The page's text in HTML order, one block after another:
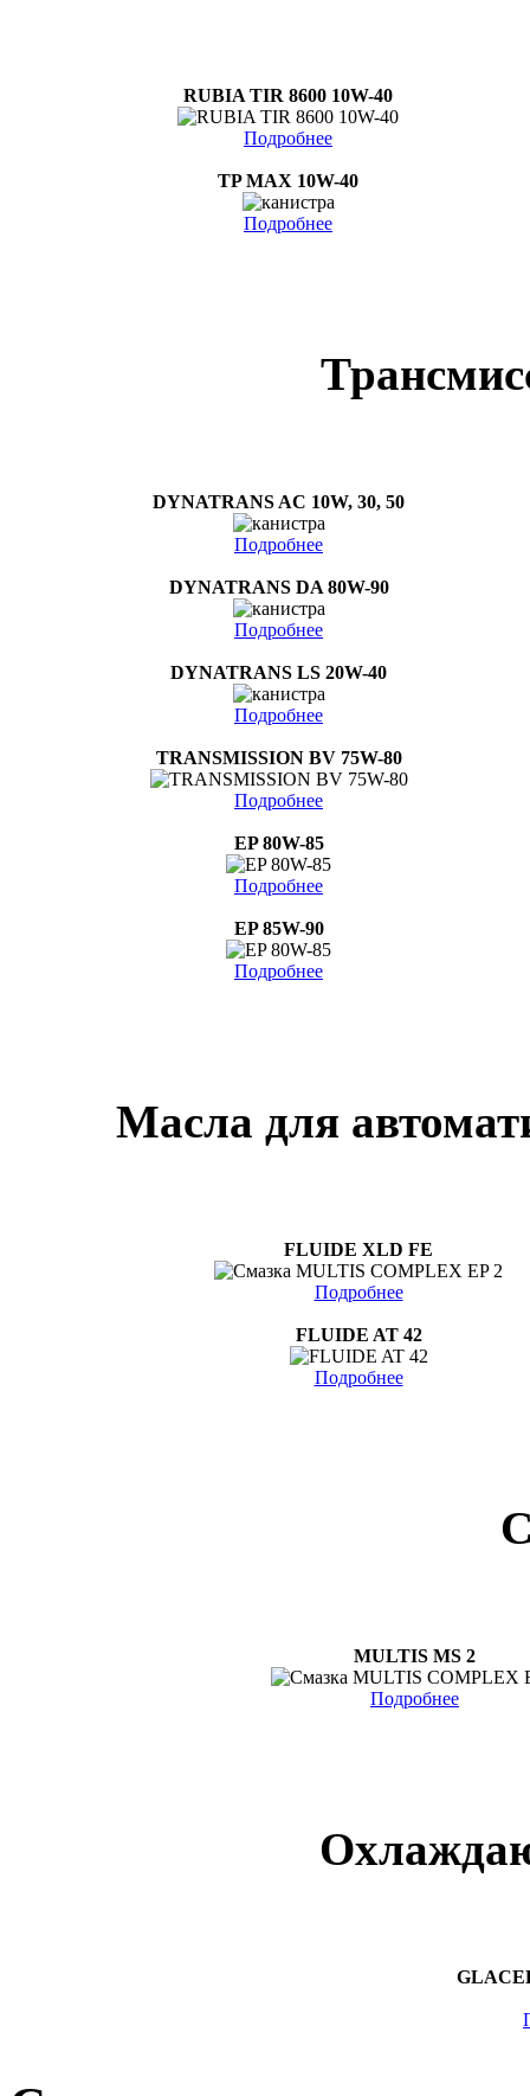
RUBIA TIR 8600 10W-40
Подробнее
TP MAX 10W-40
Подробнее
DYNATRANS AC 10W, 30, 50
Подробнее
DYNATRANS DA 80W-90
Подробнее
DYNATRANS LS 20W-40
Подробнее
TRANSMISSION BV 75W-80
Подробнее
EP 80W-85
Подробнее
EP 85W-90
Подробнее
Масла для
FLUIDE XLD FE
Подробнее
FLUIDE AT 42
Подробнее
MULTIS MS 2
Подробнее